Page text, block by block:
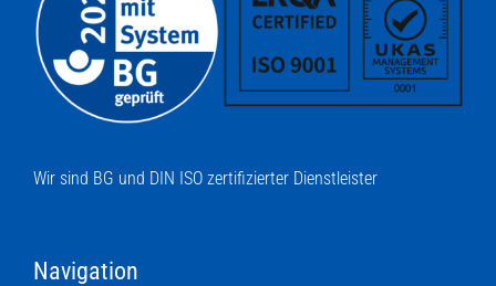
Wir sind BG und DIN ISO zertifizierter Dienstleister
Navigation